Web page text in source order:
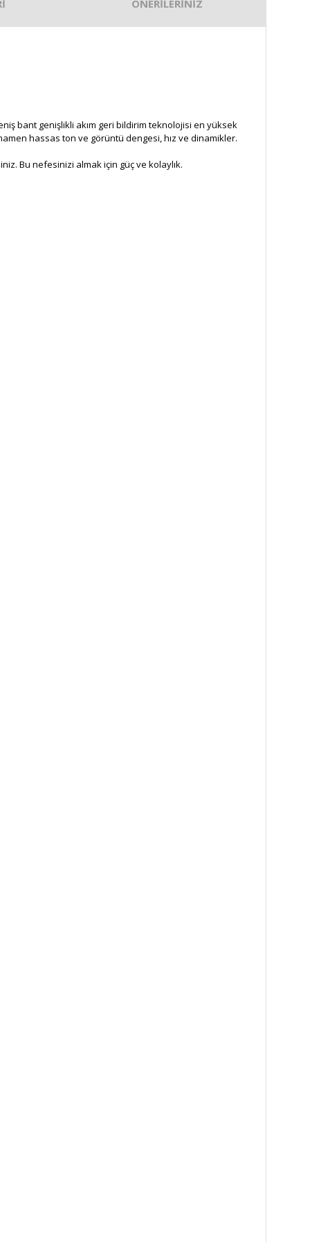
ÖNERİLERİNİZ
bant genişlikli akım geri bildirim teknolojisi en yüksek
hassas ton ve görüntü dengesi, hız ve dinamikler.
Bu nefesinizi almak için güç ve kolaylık.